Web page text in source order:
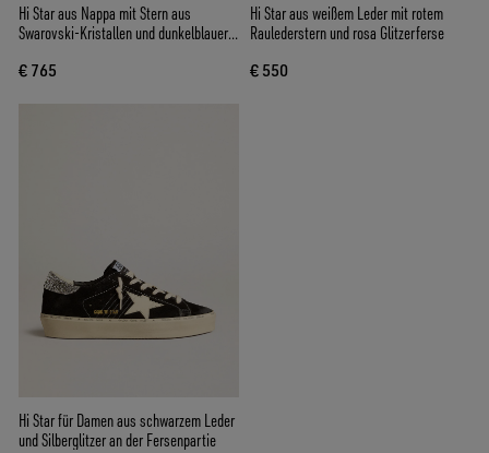
Hi Star aus Nappa mit Stern aus
Swarovski-Kristallen und dunkelblauer
€ 765
Hi Star aus weißem Leder mit rotem
Raulederstern und rosa Glitzerferse
€ 550
Hi Star für Damen aus schwarzem Leder
und Silberglitzer an der Fersenpartie